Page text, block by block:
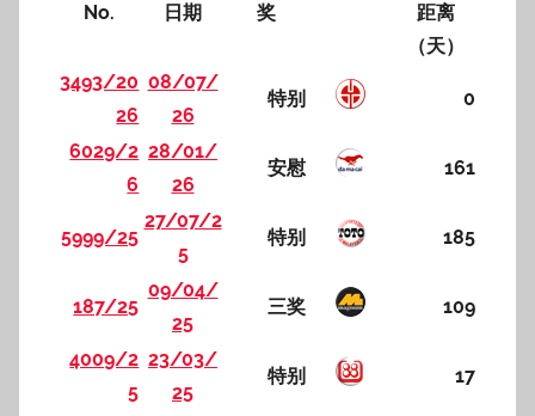
No.
日期 奖
距离
（天）
3493/20
26
08/07/
26
特别 0
6029/2
6
28/01/
26
安慰 161
5999/25
27/07/2
5
特别 185
187/25
09/04/
25
三奖 109
4009/2
5
23/03/
25
特别 17